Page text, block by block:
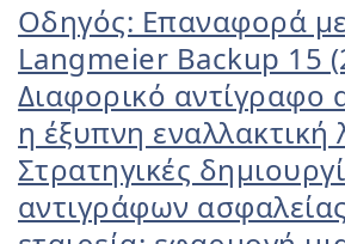
Οδηγός: Επαναφορά
Langmeier Backup 15
Διαφορικό αντίγραφο
η έξυπνη εναλλακτική
Στρατηγικές
αντιγράφων